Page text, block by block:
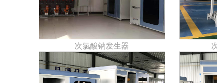
次氯酸钠发生器